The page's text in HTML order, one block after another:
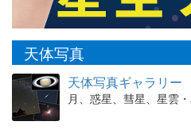
天体写真
天体写真ギャラリー
月、惑星、彗星、星雲